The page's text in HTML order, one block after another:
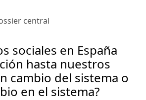
central
sociales en España
hasta nuestros
cambio del sistema o
en el sistema?